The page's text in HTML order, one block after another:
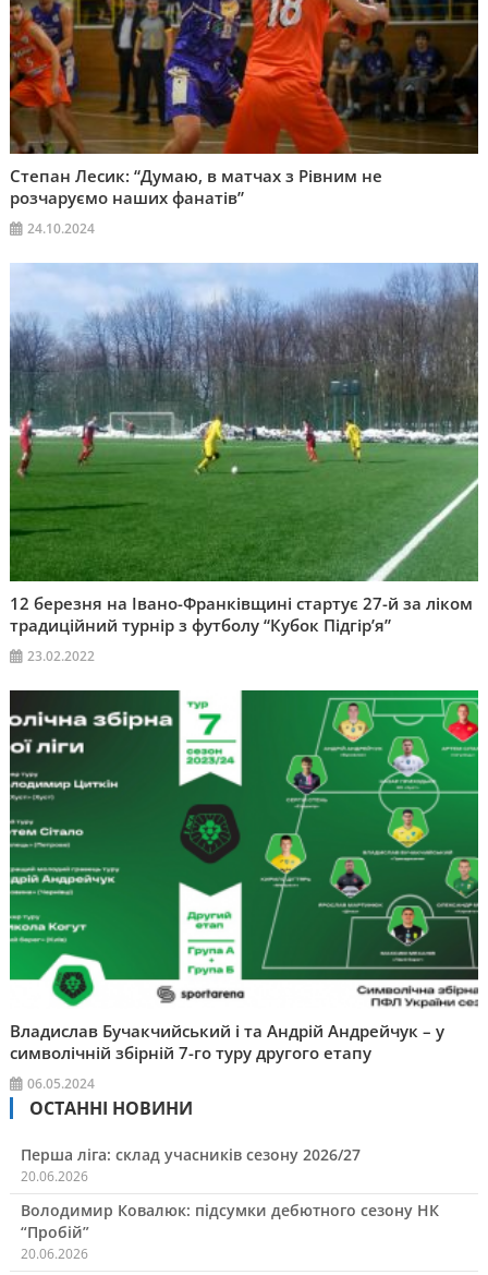
Степан Лесик: “Думаю, в матчах з Рівним не
розчаруємо наших фанатів”
24.10.2024
12 березня на Івано-Франківщині стартує 27-й за ліком
традиційний турнір з футболу “Кубок Підгір’я”
23.02.2022
Владислав Бучакчийський і та Андрій Андрейчук – у
символічній збірній 7-го туру другого етапу
06.05.2024
ОСТАННІ НОВИНИ
Перша ліга: склад учасників сезону 2026/27
20.06.2026
Володимир Ковалюк: підсумки дебютного сезону НК
“Пробій”
20.06.2026